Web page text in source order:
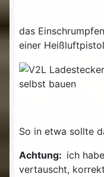
das
einer
So in etwa sollte
Achtung: ich
vertauscht,